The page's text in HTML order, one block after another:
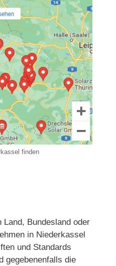
finden
Bundesland oder
in Niederkassel
und Standards
gegebenenfalls die